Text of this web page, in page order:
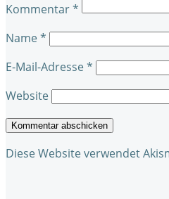
Kommentar*
Name*
E-Mail-Adresse*
Website
Diese Website verwendet